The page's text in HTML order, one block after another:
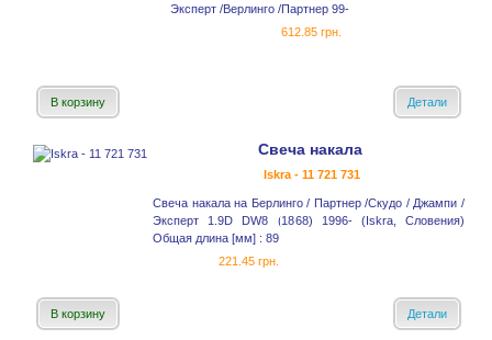
Эксперт /Верлинго /Партнер 99-
612.85 грн.
В корзину Детали
Свеча накала
Iskra - 11 721 731
Свеча накала на Берлинго / Партнер /Скудо / Джампи /
Эксперт 1.9D DW8 (1868) 1996- (Iskra, Словения)
Общая длина [мм] : 89
221.45 грн.
В корзину Детали